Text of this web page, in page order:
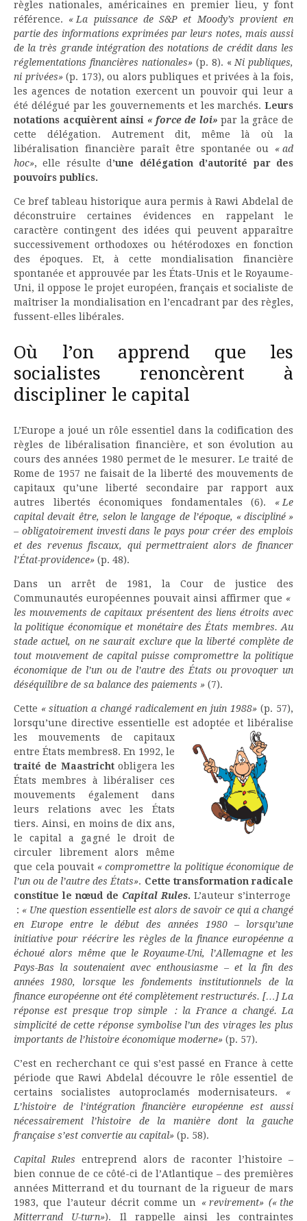
règles nationales, américaines en premier lieu, y font
référence. « La puissance de S&P et Moody’s provient en
partie des informations exprimées par leurs notes, mais aussi
de la très grande intégration des notations de crédit dans les
réglementations financières nationales» (p. 8). « Ni publiques,
ni privées»(p. 173), ou alors publiques et privées à la fois,
les agences de notation exercent un pouvoir qui leur a
été délégué par les gouvernements et les marchés. Leurs
notations acquièrent ainsi « force de loi» par la grâce de
cette délégation. Autrement dit, même là où la
libéralisation financière paraît être spontanée ou « ad
hoc», elle résulte d ’une délégation d’autorité par des
pouvoirs publics.
Ce bref tableau historique aura permis à Rawi Abdelal de
déconstruire certaines évidences en rappelant le
caractère contingent des idées qui peuvent apparaître
successivement orthodoxes ou hétérodoxes en fonction
des époques. Et, à cette mondialisation financière
spontanée et approuvée par les États-Unis et le Royaume-
Uni, il oppose le projet européen, français et socialiste de
maîtriser la mondialisation en l’encadrant par des règles,
fussent-elles libérales.
Où l’on apprend que les
socialistes renoncèrent à
discipliner le capital
L’Europe a joué un rôle essentiel dans la codification des
règles de libéralisation financière, et son évolution au
cours des années 1980 permet de le mesurer. Le traité de
Rome de 1957 ne faisait de la liberté des mouvements de
capitaux qu’une liberté secondaire par rapport aux
autres libertés économiques fondamentales (6). « Le
capital devait être, selon le langage de l’époque, « discipliné »
– obligatoirement investi dans le pays pour créer des emplois
et des revenus fiscaux, qui permettraient alors de financer
l’État-providence» (p. 48).
Dans un arrêt de 1981, la Cour de justice des
Communautés européennes pouvait ainsi affirmer que «
les mouvements de capitaux présentent des liens étroits avec
la politique économique et monétaire des États membres. Au
stade actuel, on ne saurait exclure que la liberté complète de
tout mouvement de capital puisse compromettre la politique
économique de l’un ou de l’autre des États ou provoquer un
déséquilibre de sa balance des paiements » (7).
Cette « situation a changé radicalement en juin 1988» (p. 57),
lorsqu’une directive essentielle est adoptée et libéralise
les mouvements de capitaux
entre États membres8. En 1992, le
traité de Maastrichtobligera les
États membres à libéraliser ces
mouvements également dans
leurs relations avec les États
tiers. Ainsi, en moins de dix ans,
le capital a gagné le droit de
circuler librement alors même
que cela pouvait « compromettre la politique économique de
l’un ou de l’autre des États». Cette transformation radicale
constitue le nœud de Capital Rules. L’auteur s’interroge
: « Une question essentielle est alors de savoir ce qui a changé
en Europe entre le début des années 1980 – lorsqu’une
initiative pour réécrire les règles de la finance européenne a
échoué alors même que le Royaume-Uni, l’Allemagne et les
Pays-Bas la soutenaient avec enthousiasme – et la fin des
années 1980, lorsque les fondements institutionnels de la
finance européenne ont été complètement restructurés. […] La
réponse est presque trop simple : la France a changé. La
simplicité de cette réponse symbolise l’un des virages les plus
importants de l’histoire économique moderne» (p. 57).
C’est en recherchant ce qui s’est passé en France à cette
période que Rawi Abdelal découvre le rôle essentiel de
certains socialistes autoproclamés modernisateurs. «
L’histoire de l’intégration financière européenne est aussi
nécessairement l’histoire de la manière dont la gauche
française s’est convertie au capital» (p. 58).
Capital Rules entreprend alors de raconter l’histoire –
bien connue de ce côté-ci de l’Atlantique – des premières
années Mitterrand et du tournant de la rigueur de mars
1983, que l’auteur décrit comme un « revirement» (« the
Mitterrand U-turn»). Il rappelle ainsi les contraintes